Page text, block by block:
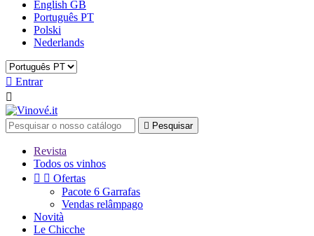
English GB
Português PT
Polski
Nederlands
 Entrar

 Pesquisar
Revista
Todos os vinhos
  Ofertas
Pacote 6 Garrafas
Vendas relâmpago
Novità
Le Chicche